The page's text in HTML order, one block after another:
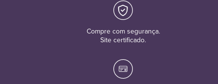
Compre com segurança.
Site certificado.